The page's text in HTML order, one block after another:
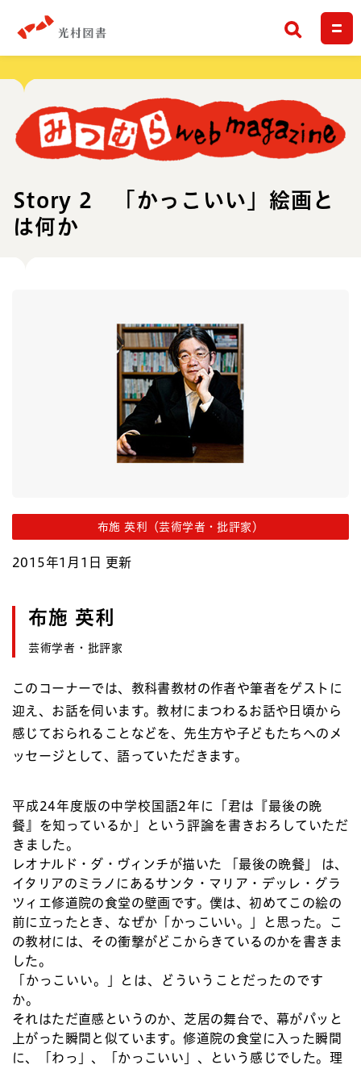
検索
Story 2 「かっこいい」絵画と
は何か
布施 英利（芸術学者・批評家）
2015年1月1日 更新
布施 英利
芸術学者・批評家
このコーナーでは、教科書教材の作者や筆者をゲストに
迎え、お話を伺います。教材にまつわるお話や日頃から
感じておられることなどを、先生方や子どもたちへのメ
ッセージとして、語っていただきます。
平成24年度版の中学校国語2年に「君は『最後の晩
餐』を知っているか」という評論を書きおろしていただ
きました。
レオナルド・ダ・ヴィンチが描いた 「最後の晩餐」 は、
イタリアのミラノにあるサンタ・マリア・デッレ・グラ
ツィエ修道院の食堂の壁画です。僕は、初めてこの絵の
前に立ったとき、なぜか「かっこいい。」と思った。こ
の教材には、その衝撃がどこからきているのかを書きま
した。
「かっこいい。」とは、どういうことだったのです
か。
それはただ直感というのか、芝居の舞台で、幕がパッと
上がった瞬間と似ています。修道院の食堂に入った瞬間
に、「わっ」、「かっこいい」、という感じでした。理